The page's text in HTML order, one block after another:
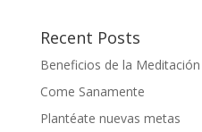
Recent Posts
Beneficios de la Meditación
Come Sanamente
Plantéate nuevas metas